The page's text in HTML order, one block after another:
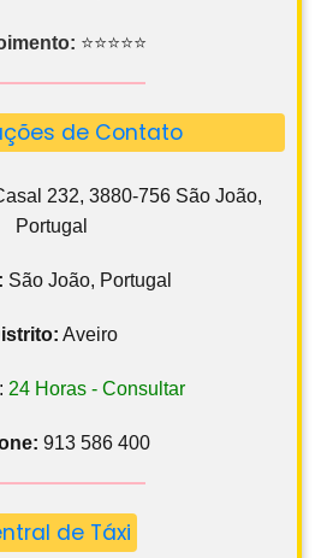
⭐⭐⭐⭐⭐
de Contato
232, 3880-756 São João,
Portugal
São João, Portugal
Aveiro
24 Horas - Consultar
913 586 400
de Táxi